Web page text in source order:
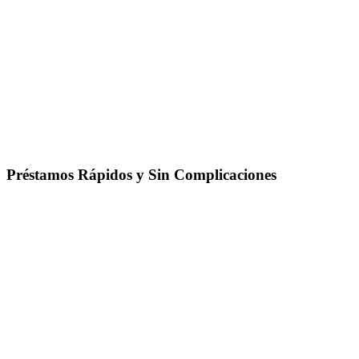
Préstamos Rápidos y Sin Complicaciones